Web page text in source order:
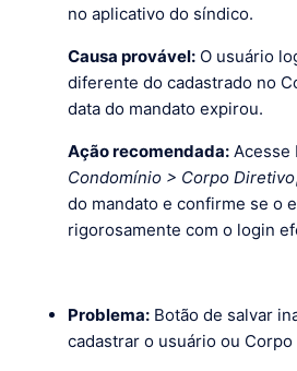
no aplicativo do síndico.
Causa provável: O usuário
diferente do cadastrado no
data do mandato expirou.
Ação recomendada: Acesse
Condomínio > Corpo Diretivo
do mandato e confirme se o
rigorosamente com o login
Problema: Botão de salvar
cadastrar o usuário ou